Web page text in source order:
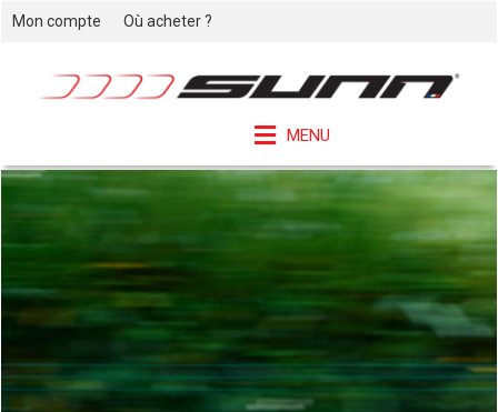
Mon compte Où acheter ?
MENU